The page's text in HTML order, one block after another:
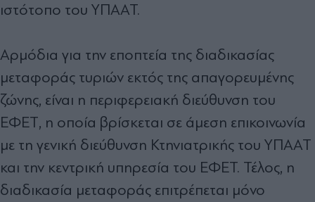
ιστότοπο του ΥΠΑΑΤ.
Αρμόδια για την εποπτεία της διαδικασίας
μεταφοράς τυριών εκτός της απαγορευμένης
ζώνης, είναι η περιφερειακή διεύθυνση του
ΕΦΕΤ, η οποία βρίσκεται σε άμεση επικοινωνία
με τη γενική διεύθυνση Κτηνιατρικής του ΥΠΑΑΤ
και την κεντρική υπηρεσία του ΕΦΕΤ. Τέλος, η
διαδικασία μεταφοράς επιτρέπεται μόνο